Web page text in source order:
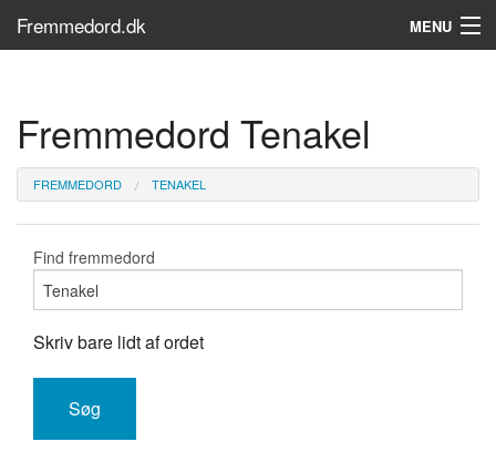
Fremmedord.dk MENU
Søg...
Find bøger
Fremmedord Tenakel
FREMMEDORD TENAKEL
Find fremmedord
Skriv bare lidt af ordet